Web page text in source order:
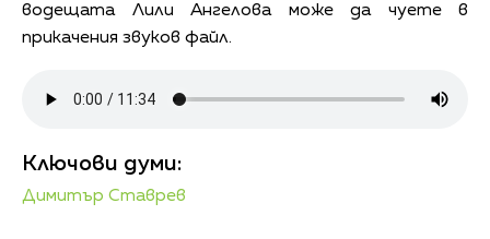
водещата Лили Ангелова може да чуете в
прикачения звуков файл.
Ключови думи:
Димитър Ставрев